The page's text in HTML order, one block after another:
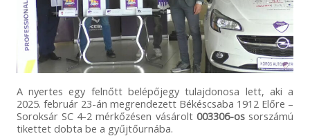
A nyertes egy felnőtt belépőjegy tulajdonosa lett, aki a
2025. február 23-án megrendezett Békéscsaba 1912 Előre –
Soroksár SC 4-2 mérkőzésen vásárolt 003306-ossorszámú
tikettet dobta be a gyűjtőurnába.